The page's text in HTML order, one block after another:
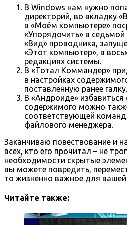
В Windows нам нужно
директорий, во вкладку
в «Моём компьютере»
«Упорядочить» в
«Вид» проводника,
«Этот компьютер», в
редакциях системы.
В «Тотал Коммандер»
в настройках
поставленную ранее галку.
В «Андроиде» избавиться
содержимого можно
соответствующей
файлового менеджера.
Заканчиваю повествование и
всех, кто его прочитал – не
необходимости скрытые
вы можете повредить,
то жизненно важное для
Читайте также: